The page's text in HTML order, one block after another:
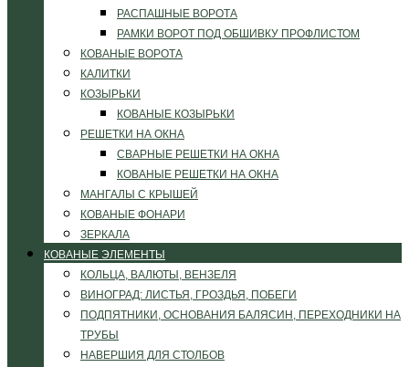
РАСПАШНЫЕ ВОРОТА
РАМКИ ВОРОТ ПОД ОБШИВКУ ПРОФЛИСТОМ
КОВАНЫЕ ВОРОТА
КАЛИТКИ
КОЗЫРЬКИ
КОВАНЫЕ КОЗЫРЬКИ
РЕШЕТКИ НА ОКНА
СВАРНЫЕ РЕШЕТКИ НА ОКНА
КОВАНЫЕ РЕШЕТКИ НА ОКНА
МАНГАЛЫ С КРЫШЕЙ
КОВАНЫЕ ФОНАРИ
ЗЕРКАЛА
КОВАНЫЕ ЭЛЕМЕНТЫ
КОЛЬЦА, ВАЛЮТЫ, ВЕНЗЕЛЯ
ВИНОГРАД: ЛИСТЬЯ, ГРОЗДЬЯ, ПОБЕГИ
ПОДПЯТНИКИ, ОСНОВАНИЯ БАЛЯСИН, ПЕРЕХОДНИКИ НА
ТРУБЫ
НАВЕРШИЯ ДЛЯ СТОЛБОВ